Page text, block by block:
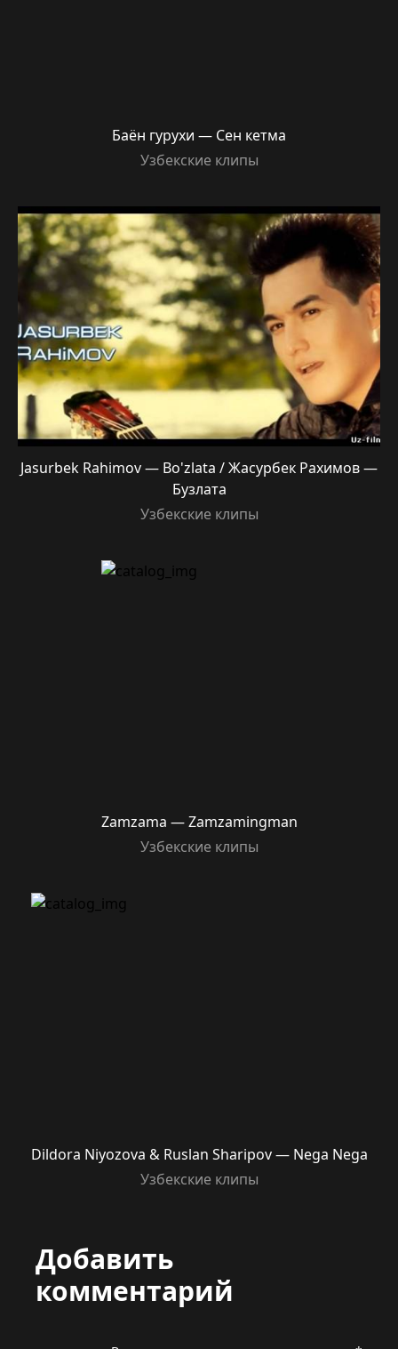
Баён гурухи — Сен кетма
Узбекские клипы
Jasurbek Rahimov — Bo'zlata / Жасурбек Рахимов —
Бузлата
Узбекские клипы
Zamzama — Zamzamingman
Узбекские клипы
Dildora Niyozova & Ruslan Sharipov — Nega Nega
Узбекские клипы
Добавить
комментарий